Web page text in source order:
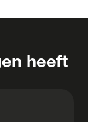
heeft